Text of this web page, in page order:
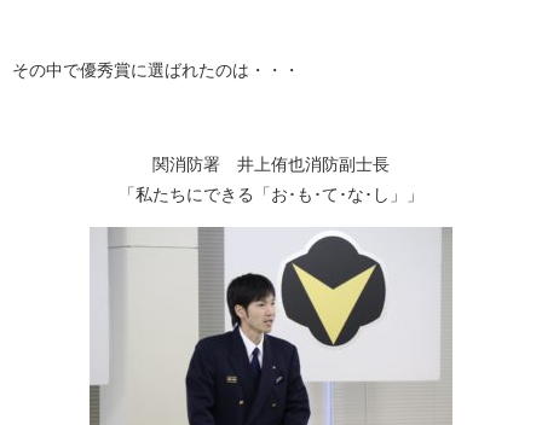
その中で優秀賞に選ばれたのは・・・
関消防署 井上侑也消防副士長
「私たちにできる「お･も･て･な･し」」